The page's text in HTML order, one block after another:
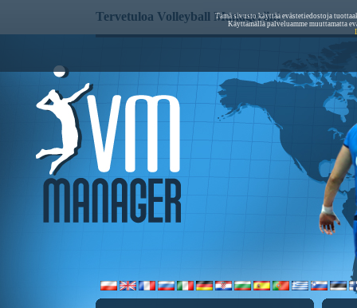
Tervetuloa Volleyball Manageriin!
Tämä sivusto käyttää evästetiedostoja
Käyttämällä palveluamme muuttamatta